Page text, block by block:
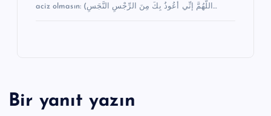
aciz olmasın: (اللَّهُمَّ إنِّي أعُوذُ بِكَ مِنَ الرِّجْسِ النَّجَسِ…
Bir yanıt yazın